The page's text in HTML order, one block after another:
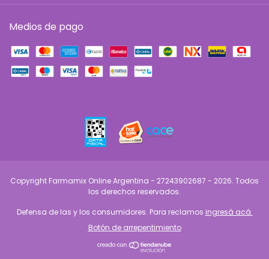
Medios de pago
Copyright Farmamix Online Argentina - 27243902687 - 2026. Todos
los derechos reservados.
Defensa de las y los consumidores. Para reclamos ingresá acá.
Botón de arrepentimiento